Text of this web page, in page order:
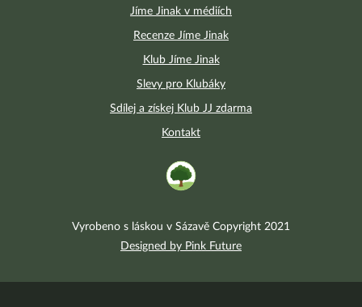
Jíme Jinak v médiích
Recenze Jíme Jinak
Klub Jíme Jinak
Slevy pro Klubáky
Sdílej a získej Klub JJ zdarma
Kontakt
Vyrobeno s láskou v Sázavě Copyright 2021
Designed by Pink Future